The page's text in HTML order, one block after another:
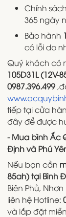
Chính
365 ngày
Bảo hành
có lỗi do
Quý khách có
105D31L (12V-
0987.396.499
tiếp tại cửa
đây để được
- Mua bình Ắc
Định và Phú
Nếu bạn cần
85ah)tại Bình
Biên Phủ, Nhơn
liên hệ Hotline:
và lắp đặt